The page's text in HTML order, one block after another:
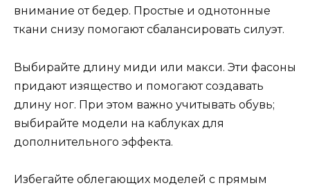
внимание от бедер. Простые и однотонные
ткани снизу помогают сбалансировать силуэт.
Выбирайте длину миди или макси. Эти фасоны
придают изящество и помогают создавать
длину ног. При этом важно учитывать обувь;
выбирайте модели на каблуках для
дополнительного эффекта.
Избегайте облегающих моделей с прямым